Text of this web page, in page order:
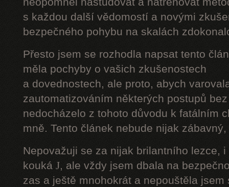
s každou další vědomostí a novými
bezpečného pohybu na skalách
Přesto jsem se rozhodla napsat tento
měla pochyby o vašich zkušenostech
a dovednostech, ale proto, abych
zautomatizováním některých postupů
nedocházelo z tohoto důvodu k fatálním
mně. Tento článek nebude nijak
Nepovažuji se za nijak brilantního lezce,
kouká J, ale vždy jsem dbala na
zas a ještě mnohokrát a nepouštěla